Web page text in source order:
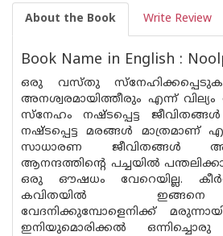
About the Book Write Review
Book Name in English :
ഒരു വസ്‌തു
അനശ്വരമായിത്തീരും എന്ന്
സ്നേഹം നഷ്ടപ്പെട്ട
നഷ്‌ടപ്പെട്ട മരങ്ങൾ മാത്രമാണ്
സാധാരണ ജീവിതങ്ങൾ
ആനന്ദത്തിന്റെ പച്ചയിൽ
ഒരു ഔഷധം വേറെയില്ല.
കവിതയിൽ
വേദനിക്കുമ്പോളെനിക്ക്
ഇനിയുമൊരിക്കൽ